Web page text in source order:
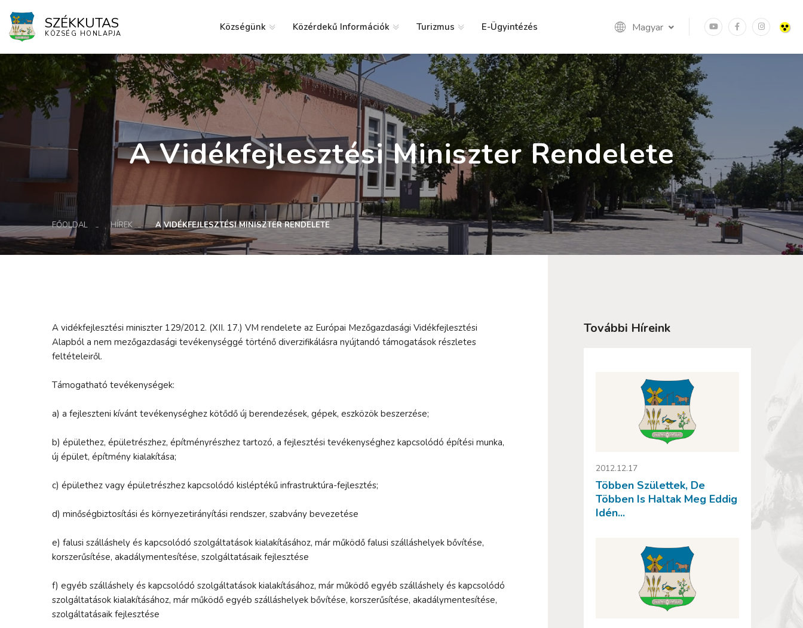
SZÉKKUTAS
KÖZSÉG HONLAPJA Magyar
Községünk Közérdekű Információk Turizmus E-Ügyintézés
Elérhetőség
A Vidékfejlesztési Miniszter Rendelete
FŐOLDAL HÍREK A VIDÉKFEJLESZTÉSI MINISZTER RENDELETE
A vidékfejlesztési miniszter 129/2012. (XII. 17.) VM rendelete az Európai Mezőgazdasági Vidékfejlesztési
Alapból a nem mezőgazdasági tevékenységgé történő diverzifikálásra nyújtandó támogatások részletes
feltételeiről.
Támogatható tevékenységek:
a) a fejleszteni kívánt tevékenységhez kötődő új berendezések, gépek, eszközök beszerzése;
b) épülethez, épületrészhez, építményrészhez tartozó, a fejlesztési tevékenységhez kapcsolódó építési munka,
új épület, építmény kialakítása;
c) épülethez vagy épületrészhez kapcsolódó kisléptékű infrastruktúra-fejlesztés;
d) minőségbiztosítási és környezetirányítási rendszer, szabvány bevezetése
e) falusi szálláshely és kapcsolódó szolgáltatások kialakításához, már működő falusi szálláshelyek bővítése,
korszerűsítése, akadálymentesítése, szolgáltatásaik fejlesztése
f) egyéb szálláshely és kapcsolódó szolgáltatások kialakításához, már működő egyéb szálláshely és kapcsolódó
szolgáltatások kialakításához, már működő egyéb szálláshelyek bővítése, korszerűsítése, akadálymentesítése,
szolgáltatásaik fejlesztése
További Híreink
2012.12.17
Többen Születtek, De
Többen Is Haltak Meg Eddig
Idén...